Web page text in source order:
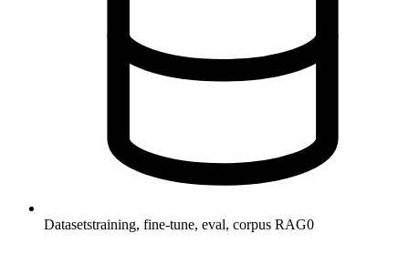
Datasetstraining, fine-tune, eval, corpus RAG0